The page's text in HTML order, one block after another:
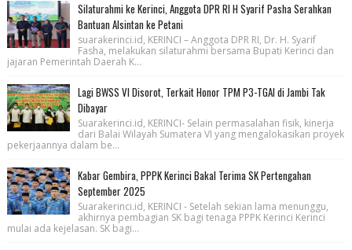
Silaturahmi ke Kerinci, Anggota DPR RI H Syarif Pasha Serahkan
Bantuan Alsintan ke Petani
suarakerinci.id, KERINCI – Anggota DPR RI, Dr. H. Syarif
Fasha, melakukan silaturahmi bersama Bupati Kerinci dan
jajaran Pemerintah Daerah K...
Lagi BWSS VI Disorot, Terkait Honor TPM P3-TGAI di Jambi Tak
Dibayar
Suarakerinci.id, KERINCI- Selain permasalahan fisik, kinerja
dari Balai Wilayah Sumatera VI yang mengalokasikan proyek
pekerjaannya dalam be...
Kabar Gembira, PPPK Kerinci Bakal Terima SK Pertengahan
September 2025
Suarakerinci.id, KERINCI - Setelah sekian lama menunggu,
akhirnya pembagian SK bagi tenaga PPPK Kerinci Kerinci
mulai ada kejelasan. SK bagi...